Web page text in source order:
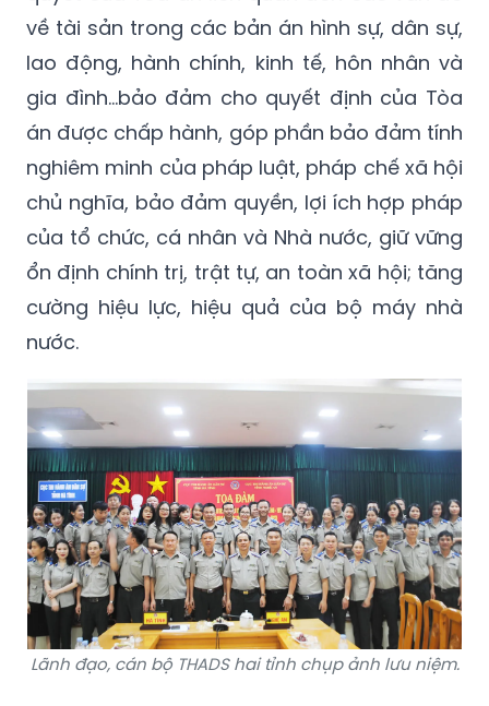
về tài sản trong các bản án hình sự, dân sự,
lao động, hành chính, kinh tế, hôn nhân và
gia đình...bảo đảm cho quyết định của Tòa
án được chấp hành, góp phần bảo đảm tính
nghiêm minh của pháp luật, pháp chế xã hội
chủ nghĩa, bảo đảm quyền, lợi ích hợp pháp
của tổ chức, cá nhân và Nhà nước, giữ vững
ổn định chính trị, trật tự, an toàn xã hội; tăng
cường hiệu lực, hiệu quả của bộ máy nhà
nước.
Lãnh đạo, cán bộ THADS hai tỉnh chụp ảnh lưu niệm.